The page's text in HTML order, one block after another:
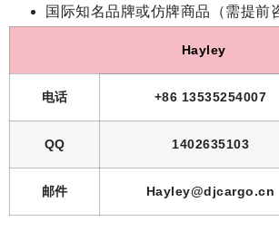
国际知名品牌或仿牌商品（需提前
Hayley
电话 +86 13535254007
QQ 1402635103
邮件 Hayley@djcargo.cn